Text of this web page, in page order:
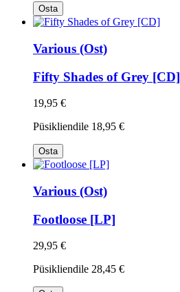
Osta
Various (Ost)
Fifty Shades of Grey [CD]
19,95 €
Püsikliendile 18,95 €
Osta
Various (Ost)
Footloose [LP]
29,95 €
Püsikliendile 28,45 €